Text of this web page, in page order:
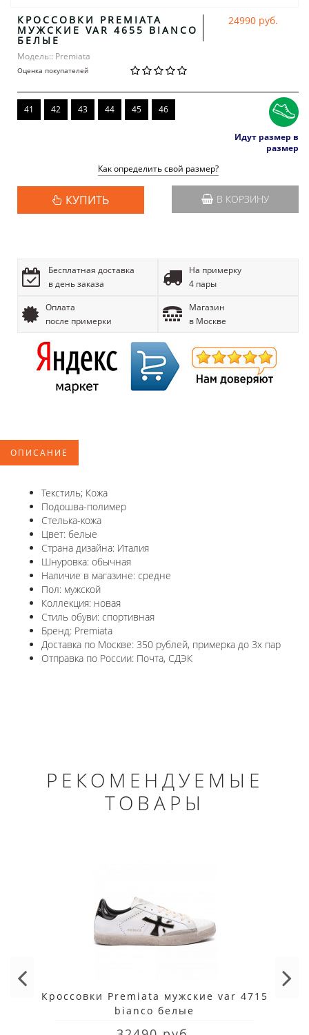
КРОССОВКИ PREMIATA
МУЖСКИЕ VAR 4655 BIANCO
БЕЛЫЕ
Модель:: Premiata
Оценка покупателей
24990 руб.
41 42 43 44 45 46
Идут размер в
размер
Как определить свой размер?
КУПИТЬ В КОРЗИНУ
Бесплатная доставка
в день заказа
На примерку
4 пары
Оплата
после примерки
Магазин
в Москве
ОПИСАНИЕ
Текстиль; Кожа
Подошва-полимер
Стелька-кожа
Цвет: белые
Страна дизайна: Италия
Шнуровка: обычная
Наличие в магазине: средне
Пол: мужской
Коллекция: новая
Стиль обуви: спортивная
Бренд: Premiata
Доставка по Москве: 350 рублей, примерка до 3х пар
Отправка по России: Почта, СДЭК
РЕКОМЕНДУЕМЫЕ
ТОВАРЫ
Кроссовки Premiata мужские var 4715
bianco белые